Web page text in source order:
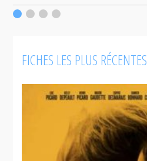
FICHES LES PLUS RÉCENTES